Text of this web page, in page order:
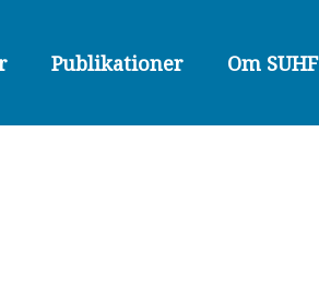
Publikationer Om SUHF